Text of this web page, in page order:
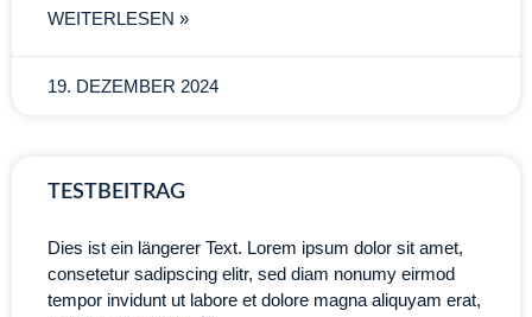
WEITERLESEN »
19. DEZEMBER 2024
TESTBEITRAG
Dies ist ein längerer Text. Lorem ipsum dolor sit amet,
consetetur sadipscing elitr, sed diam nonumy eirmod
tempor invidunt ut labore et dolore magna aliquyam erat,